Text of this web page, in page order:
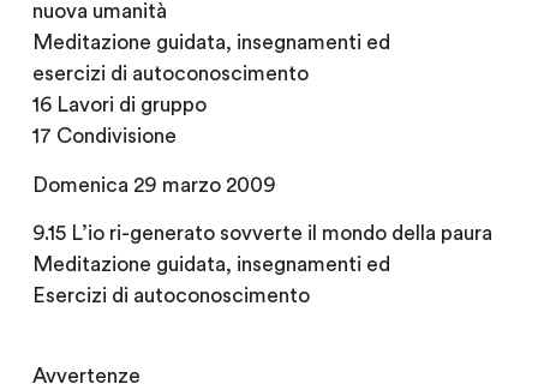
nuova umanità
Meditazione guidata, insegnamenti ed
esercizi di autoconoscimento
16 Lavori di gruppo
17 Condivisione
Domenica 29 marzo 2009
9.15 L’io ri-generato sovverte il mondo della paura
Meditazione guidata, insegnamenti ed
Esercizi di autoconoscimento
Avvertenze